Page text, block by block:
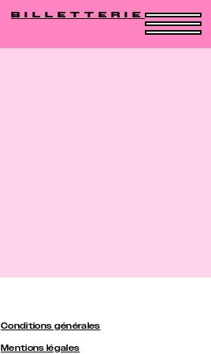
BILLETTERIE
Conditions générales
Mentions légales